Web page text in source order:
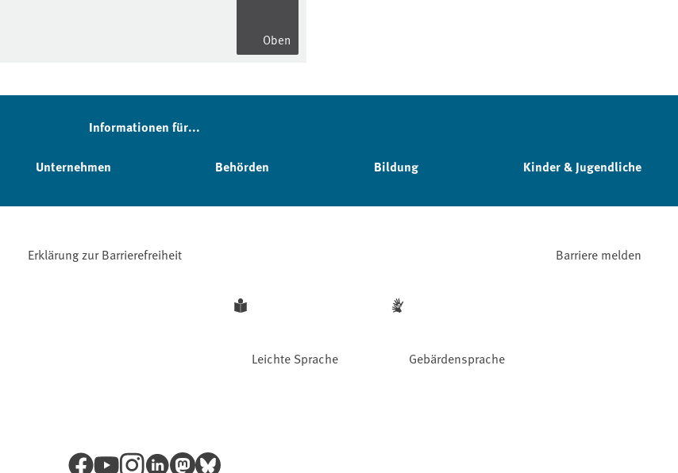
Oben
Informationen für...
Unternehmen Behörden Bildung Kinder & Jugendliche
Erklärung zur Barrierefreiheit
Leichte Sprache Gebärdensprache
Barriere melden